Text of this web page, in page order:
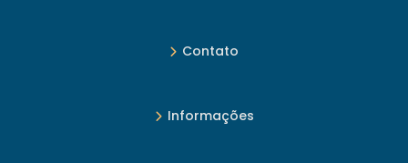
Contato
Informações